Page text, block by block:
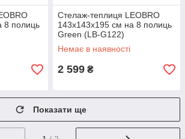
8 полиць
Стелаж-теплиця LEOBRO
143x143x195 см на 8 полиць
Green (LB-G122)
Немає в наявності
2 599 ₴
Показати ще